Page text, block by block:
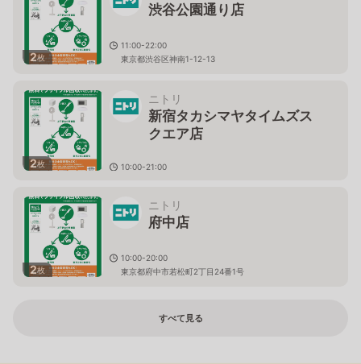
2枚
渋谷公園通り店
11:00-22:00
東京都渋谷区神南1-12-13
2枚
ニトリ
新宿タカシマヤタイムズス
クエア店
10:00-21:00
2枚
ニトリ
府中店
10:00-20:00
東京都府中市若松町2丁目24番1号
すべて見る